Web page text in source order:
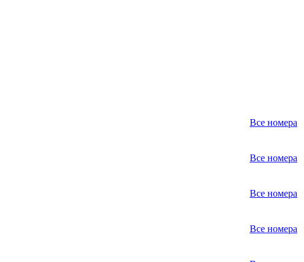
Все номера
Все номера
Все номера
Все номера